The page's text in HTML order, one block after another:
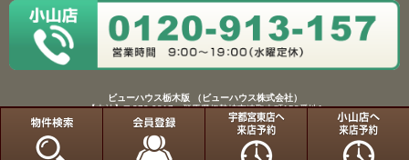
ビューハウス栃木版 （ビューハウス株式会社）
【本社】〒372-0817 群馬県伊勢崎市連取本町158番地1
TEL：0270-61-9133／FAX：0270-61-9155
Copyright(C)View House(R)Inc.All Rights Reserved.